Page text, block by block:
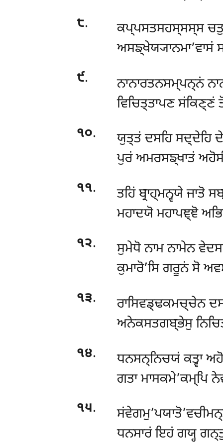
੮.
ਕਪ੍ਪਸਤਸਹਸ੍ਸਸ੍ਸ
ਅਸਙ੍ਖੇਯ੍ਯਾਨਮਾ’ਵਾਸਂ
੯.
ਨਾਨਾਰਤਨਸਮ੍ਪਨ੍ਨਂ
ਵਿਚਿਤ੍ਤਾਪਣ
੧੦.
ਯੁਤ੍ਤਂ ਦਸਹਿ ਸਦ੍ਦੇਹਿ
ਪੁਰਂ ਅਮਰਸਙ੍ਖਾਤਂ
੧੧.
ਤਹਿਂ ਬ੍ਰਾਹ੍ਮਨ੍ਵਯੇ ਜਾਤੋ
ਮਹਾਦਯੋ ਮਹਾਪਞ੍ਞੋ
੧੨.
ਸੁਮੇਧੋ ਨਾਮ ਨਾਮੇਨ
ਕੁਮਾਰੋ’ਸਿ ਗਰੂਨਂ ਸੋ
੧੩.
ਰਾਸਿਵਡ੍ਢਕਮਚ੍ਚੇਨ
ਅਨੇਕਸਤਗਬ੍ਭੇਸੁ
੧੪.
ਧਨਸਨ੍ਨਿਚਯਂ ਕਤ੍ਵਾ
ਗਤਾ ਮਾਸਕਮੇ’ਕਮ੍ਪਿ
੧੫.
ਧਨਸਾਰਂ ਇਹਂ ਗਯ੍ਹ